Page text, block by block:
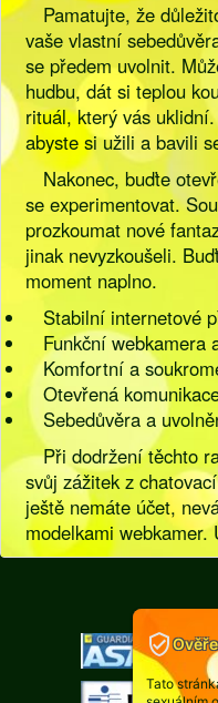
Pamatujte, že
vaše vlastní
se předem uvolnit.
hudbu, dát si teplou
rituál, který vás
abyste si užili a bavili
Nakonec, buďte
se experimentovat.
prozkoumat nové
jinak nevyzkoušeli.
moment naplno.
Stabilní internetové
Funkční webkamera
Komfortní a
Otevřená
Sebedůvěra a
Při dodržení těchto
svůj zážitek z
ještě nemáte účet,
modelkami
Tato